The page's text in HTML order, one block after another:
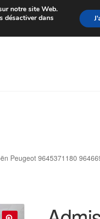
Du lundi au
Peugeot 9645371180
notre site Web.
désactiver dans